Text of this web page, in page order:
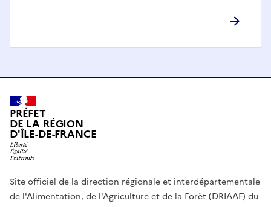
PRÉFET
DE LA RÉGION
D'ÎLE-DE-FRANCE
Site officiel de la direction régionale et interdépartementale
de l'Alimentation, de l'Agriculture et de la Forêt (DRIAAF) du